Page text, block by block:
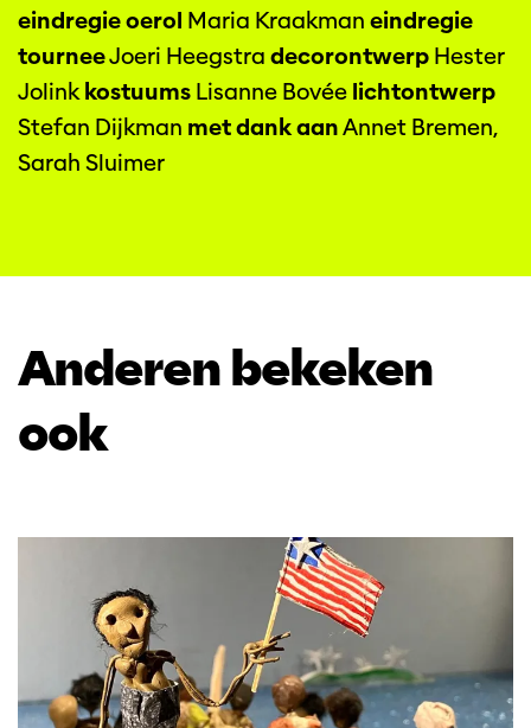
eindregie oerol Maria Kraakman eindregie
tourneeJoeri Heegstra decorontwerp Hester
Jolink kostuums Lisanne Bovée lichtontwerp
Stefan Dijkman met dank aanAnnet Bremen,
Sarah Sluimer
Anderen bekeken
ook